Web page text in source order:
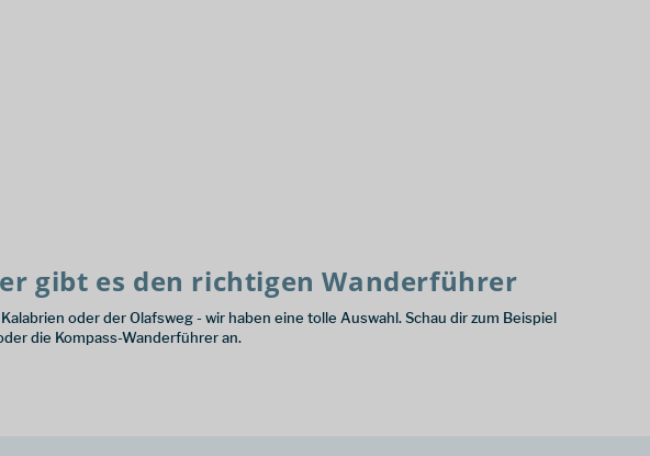
gibt es den richtigen Wanderführer
oder der Olafsweg - wir haben eine tolle Auswahl. Schau dir zum Beispiel
die Kompass-Wanderführer an.